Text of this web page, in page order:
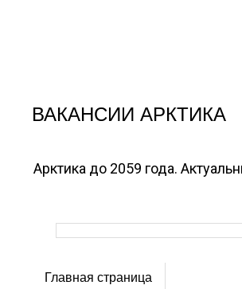
ВАКАНСИИ АРКТИКА
Арктика до 2059 года.
Главная страница